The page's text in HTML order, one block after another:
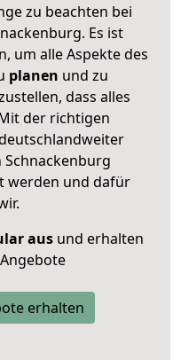
zu beachten bei
Es ist
um alle Aspekte des
planen und zu
dass alles
der richtigen
Schnackenburg
werden und dafür
ausund erhalten
erhalten